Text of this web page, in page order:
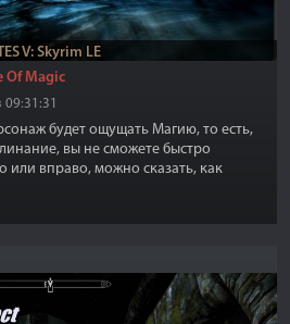
V: Skyrim LE
Of Magic
будет ощущать Магию, то есть,
вы не сможете быстро
или вправо, можно сказать, как